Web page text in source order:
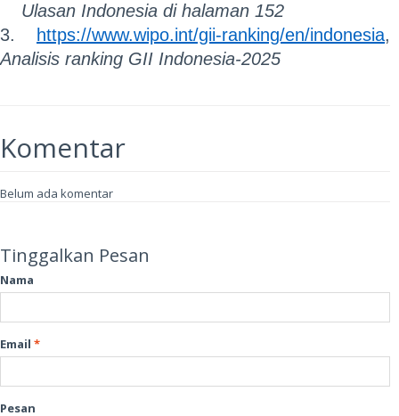
Ulasan Indonesia di halaman 152
3.
https://www.wipo.int/gii-ranking/en/indonesia,
Analisis ranking GII Indonesia-2025
Komentar
Belum ada komentar
Tinggalkan Pesan
Nama
Email *
Pesan